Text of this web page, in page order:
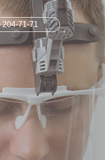
204-71-71